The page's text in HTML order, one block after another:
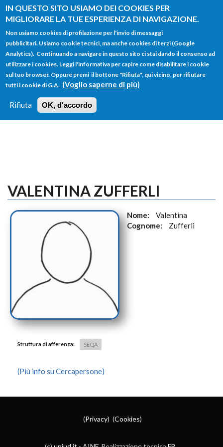
IN QUESTO SITO USIAMO DEI COOKIES PER
MIGLIORARE LA TUE ESPERIENZA DI NAVIGAZIONE.
Non usiamo cookies di profilazione per l'invio di messaggi
pubblicitari. Usiamo cookie tecnici, ma anche cookies di terzi (Google
Analytics). Continuando a navigare in questo sito ci stai dando il consenso ad
utilizzare i cookies. Leggi l'informativa per capire come disabilitare i cookie
sul tuo browser. Oppure premi il bottone "Rifiuta", qui vicino, per rifiutare
tutti i cookie di G.A. (Voglio saperne di più)
Rifiuta OK, d'accordo
Salta al contenuto principale
FORM
DI
RICERCA
Main menu
HOME TUTTI I PROFILI
LOGIN
VALENTINA ZUFFERLI
Nome:
Valentina
Cognome:
Zufferli
Struttura di afferenza: SEQA
(Più info su Cercapersone)
(Privacy) (Cookies)